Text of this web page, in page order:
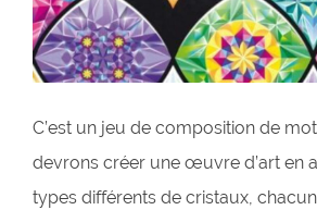
C’est un jeu de composition de
devrons créer une œuvre d’art en
types différents de cristaux,